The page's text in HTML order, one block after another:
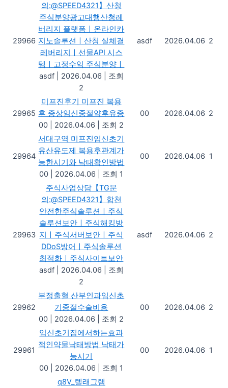
29966
의:@SPEED4321】산청
주식분양광고대행산청레
버리지 플랫폼ㅣ온라인카
지노솔루션ㅣ산청 실체결
레버리지ㅣ선물API 시스
템ㅣ고정수익 주식분양ㅣ
asdf
2026.04.06
조회
2
asdf 2026.04.06 2
29965
미프진후기 미프진 복용
후 증상임신중절약후유증
00
2026.04.06 조회 2
00 2026.04.06 2
29964
서대구역 미프진임신초기
유산유도제 복용후관계가
능한시기와 낙태확인방법
00
2026.04.06 조회 1
00 2026.04.06 1
29963
주식사업상담【TG문
의:@SPEED4321】합천
안전한주식솔루션ㅣ주식
솔루션보안ㅣ주식해킹방
지ㅣ주식서버보안ㅣ주식
DDoS방어ㅣ주식솔루션
최적화ㅣ주식사이트보안
asdf
2026.04.06
조회
2
asdf 2026.04.06 2
29962
부정출혈 산부인과임신초
기중절수술비용
00
2026.04.06 조회 2
00 2026.04.06 2
29961
임신초기집에서하는효과
적인약물낙태방법 낙­태가
능시기
00
2026.04.06 조회 1
00 2026.04.06 1
q8V_텔래그램